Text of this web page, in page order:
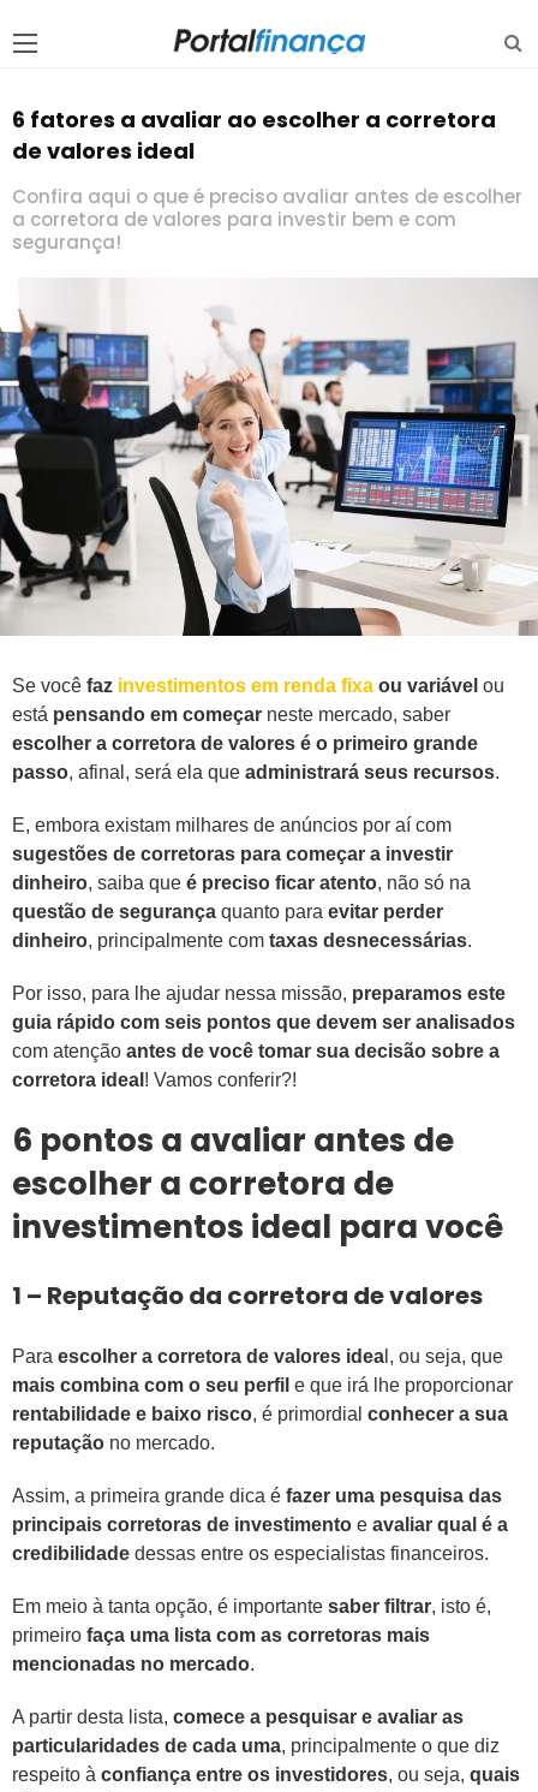
6 fatores a avaliar ao escolher a corretora
de valores ideal
Confira aqui o que é preciso avaliar antes de escolher
a corretora de valores para investir bem e com
segurança!
Se você faz investimentos em renda fixa ou variável ou
está pensando em começar neste mercado, saber
escolher a corretora de valores é o primeiro grande
passo, afinal, será ela que administrará seus recursos.
E, embora existam milhares de anúncios por aí com
sugestões de corretoras para começar a investir
dinheiro, saiba que é preciso ficar atento, não só na
questão de segurança quanto para evitar perder
dinheiro, principalmente com taxas desnecessárias.
Por isso, para lhe ajudar nessa missão, preparamos este
guia rápido com seis pontos que devem ser analisados
com atenção antes de você tomar sua decisão sobre a
corretora ideal ! Vamos conferir?!
6 pontos a avaliar antes de
escolher a corretora de
investimentos ideal para você
1 – Reputação da corretora de valores
Para escolher a corretora de valores idea l, ou seja, que
mais combina com o seu perfil e que irá lhe proporcionar
rentabilidade e baixo risco, é primordial conhecer a sua
reputação no mercado.
Assim, a primeira grande dica é fazer uma pesquisa das
principais corretoras de investimento e avaliar qual é a
credibilidade dessas entre os especialistas financeiros.
Em meio à tanta opção, é importante saber filtrar, isto é,
primeiro faça uma lista com as corretoras mais
mencionadas no mercado.
A partir desta lista, comece a pesquisar e avaliar as
particularidades de cada uma, principalmente o que diz
respeito à confiança entre os investidores, ou seja, quais